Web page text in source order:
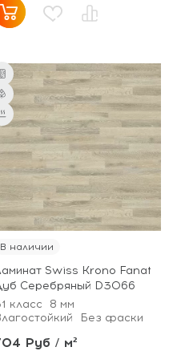
В наличии
Swiss Krono Fanat
Серебряный D3066
класс
8 мм
Без фаски
Руб / м²